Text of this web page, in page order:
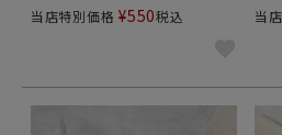
当店特別価格 ¥550税込 当